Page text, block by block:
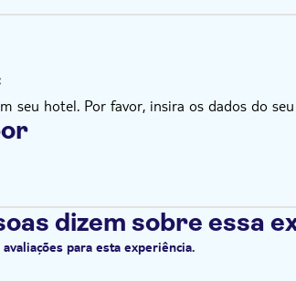
seu hotel. Por favor, insira os dados do
dizem sobre essa
para esta experiência.